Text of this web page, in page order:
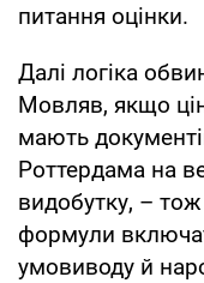
питання оцінки.
Далі логіка
Мовляв, якщо
мають
Роттердама на
видобутку, –
формули
умовиводу й